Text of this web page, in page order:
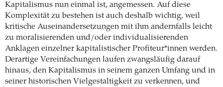
Kapitalismus nun einmal ist, angemessen. Auf diese
Komplexität zu bestehen ist auch deshalb wichtig, weil
kritische Auseinandersetzungen mit ihm andernfalls leicht
zu moralisierenden und/oder individualisierenden
Anklagen einzelner kapitalistischer Profiteur*innen werden.
Derartige Vereinfachungen laufen zwangsläufig darauf
hinaus, den Kapitalismus in seinem ganzen Umfang und in
seiner historischen Vielgestaltigkeit zu verkennen, und